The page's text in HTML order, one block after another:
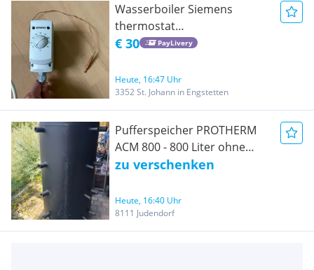
Wasserboiler Siemens
thermostat
Temperaturregler heizung
€ 30 PayLivery
Heute, 16:47 Uhr
3352 St. Johann in Engstetten
Pufferspeicher PROTHERM
ACM 800 - 800 Liter ohne
Isolierung
zu verschenken
Heute, 16:40 Uhr
8111 Judendorf